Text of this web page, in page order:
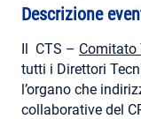
Descrizione
Il CTS – Comitato
tutti i Direttori
l’organo che
collaborative del